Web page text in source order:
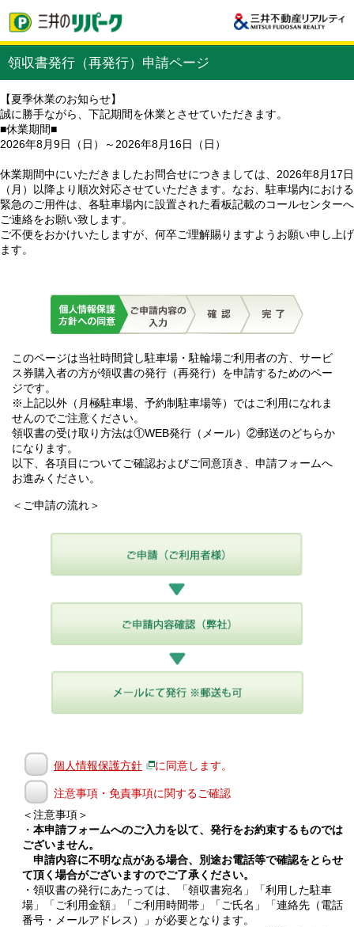
領収書発行（再発行）申請ページ
【夏季休業のお知らせ】
誠に勝手ながら、下記期間を休業とさせていただきます。
■休業期間■
2026年8月9日（日）～2026年8月16日（日）
休業期間中にいただきましたお問合せにつきましては、2026年8月17日
（月）以降より順次対応させていただきます。なお、駐車場内における
緊急のご用件は、各駐車場内に設置された看板記載のコールセンターへ
ご連絡をお願い致します。
ご不便をおかけいたしますが、何卒ご理解賜りますようお願い申し上げ
ます。
このページは当社時間貸し駐車場・駐輪場ご利用者の方、サービ
ス券購入者の方が領収書の発行（再発行）を申請するためのペー
ジです。
※上記以外（月極駐車場、予約制駐車場等）ではご利用になれま
せんのでご注意ください。
領収書の受け取り方法は①WEB発行（メール）②郵送のどちらか
になります。
以下、各項目についてご確認およびご同意頂き、申請フォームへ
お進みください。
＜ご申請の流れ＞
個人情報保護方針 に同意します。
注意事項・免責事項に関するご確認
＜注意事項＞
・ 本申請フォームへのご入力を以て、発行をお約束するものでは
ございません。
申請内容に不明な点がある場合、別途お電話等で確認をとらせ
て頂く場合がございますのでご了承ください。
・領収書の発行にあたっては、「領収書宛名」「利用した駐車
場」「ご利用金額」「ご利用時間帯」「ご氏名」「連絡先（電話
番号・メールアドレス）」が必要となります。